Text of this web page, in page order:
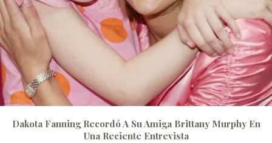
Dakota Fanning Recordó A Su Amiga Brittany Murphy En
Una Reciente Entrevista